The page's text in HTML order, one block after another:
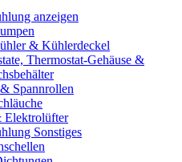
anzeigen
& Kühlerdeckel
Thermostat-Gehäuse &
Spannrollen
Elektrolüfter
Sonstiges